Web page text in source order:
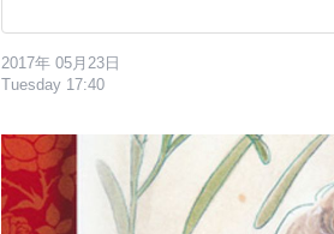
2017年 05月23日
Tuesday 17:40